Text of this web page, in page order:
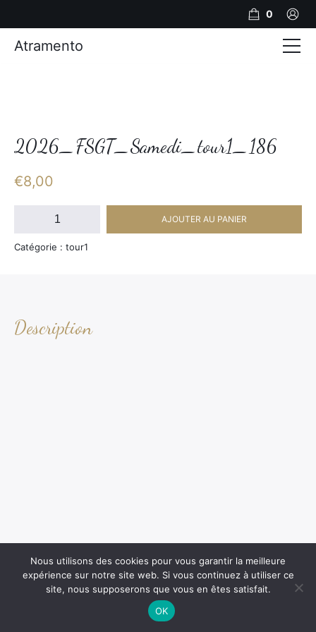
2026_FSGT_Samedi_tour1_186
€8,00
quantité
2026_FSGT_Samedi_tour1_186
AJOUTER AU PANIER
Catégorie : tour1
Description
0
Atramento
Photos
Nous utilisons des cookies pour vous garantir la meilleure
expérience sur notre site web. Si vous continuez à utiliser ce
site, nous supposerons que vous en êtes satisfait.
OK